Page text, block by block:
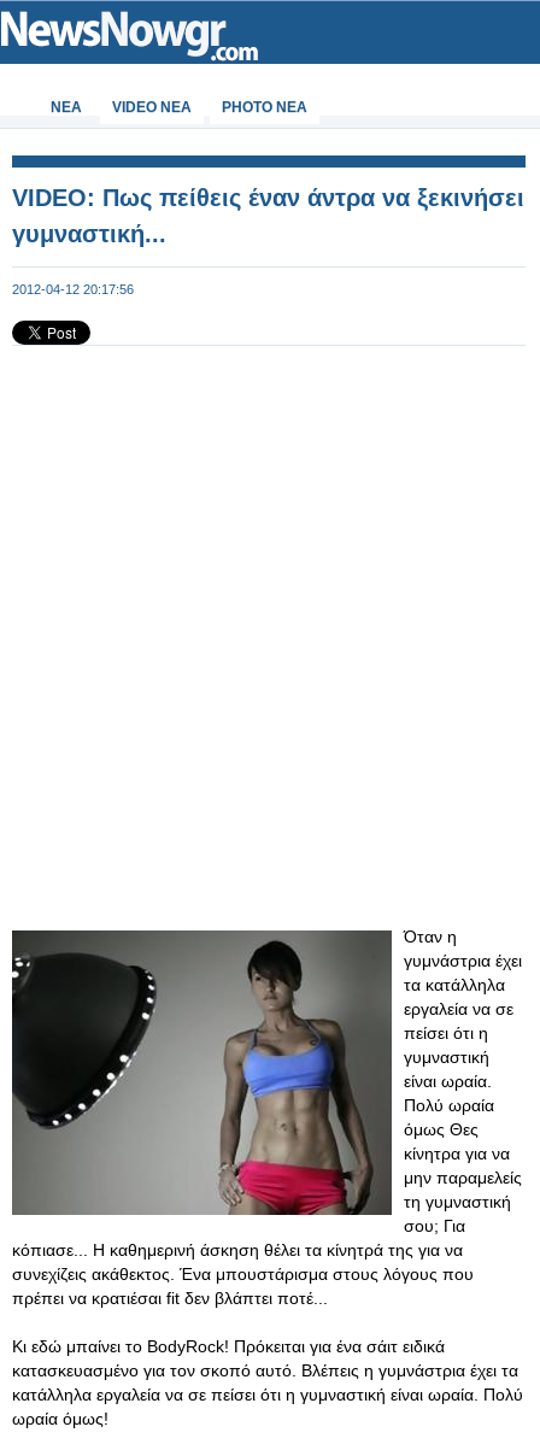
ΝΕΑ VIDEO NEA PHOTO NEA
VIDEO: Πως πείθεις έναν άντρα να ξεκινήσει
γυμναστική...
2012-04-12 20:17:56
Όταν η
γυμνάστρια έχει
τα κατάλληλα
εργαλεία να σε
πείσει ότι η
γυμναστική
είναι ωραία.
Πολύ ωραία
όμως Θες
κίνητρα για να
μην παραμελείς
τη γυμναστική
σου; Για
κόπιασε... Η καθημερινή άσκηση θέλει τα κίνητρά της για να
συνεχίζεις ακάθεκτος. Ένα μπουστάρισμα στους λόγους που
πρέπει να κρατιέσαι fit δεν βλάπτει ποτέ...
Κι εδώ μπαίνει το BodyRock! Πρόκειται για ένα σάιτ ειδικά
κατασκευασμένο για τον σκοπό αυτό. Βλέπεις η γυμνάστρια έχει τα
κατάλληλα εργαλεία να σε πείσει ότι η γυμναστική είναι ωραία. Πολύ
ωραία όμως!